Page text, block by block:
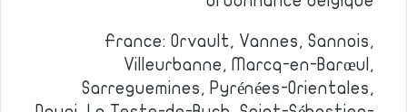
France: Orvault, Vannes, Sannois,
Villeurbanne, Marcq-en-Barœul,
Sarreguemines, Pyrénées-Orientales,